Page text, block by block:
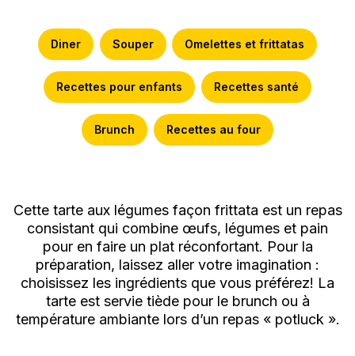
Diner Souper Omelettes et frittatas
Recettes pour enfants Recettes santé
Brunch Recettes au four
Cette tarte aux légumes façon frittata est un repas
consistant qui combine œufs, légumes et pain
pour en faire un plat réconfortant. Pour la
préparation, laissez aller votre imagination :
choisissez les ingrédients que vous préférez! La
tarte est servie tiède pour le brunch ou à
température ambiante lors d’un repas « potluck ».